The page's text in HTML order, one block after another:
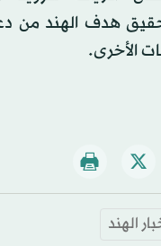
هدف الهند من
الأخرى.
الهند